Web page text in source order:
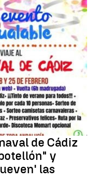
de Cádiz
y
las